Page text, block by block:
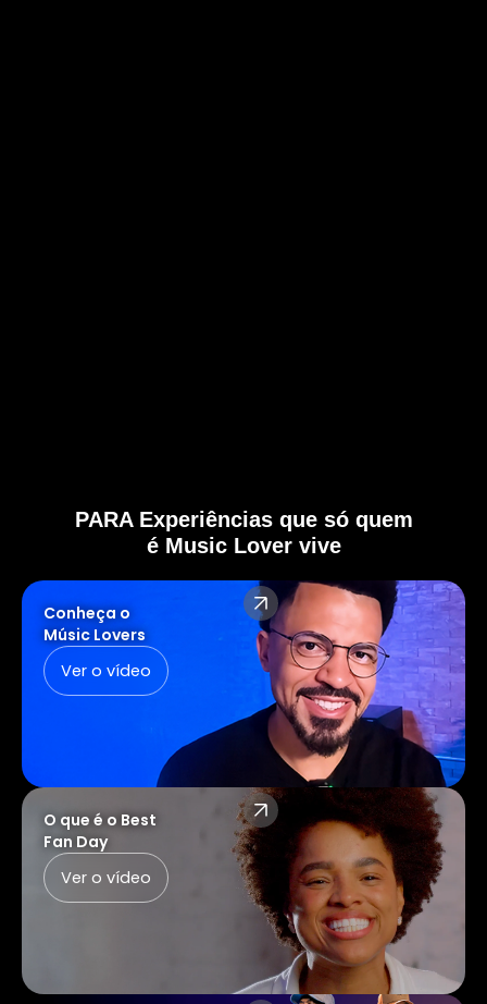
PARA Experiências que só quem
é Music Lover vive
Conheça o
Músic Lovers
Ver o vídeo
O que é o Best
Fan Day
Ver o vídeo